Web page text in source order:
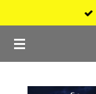
springen